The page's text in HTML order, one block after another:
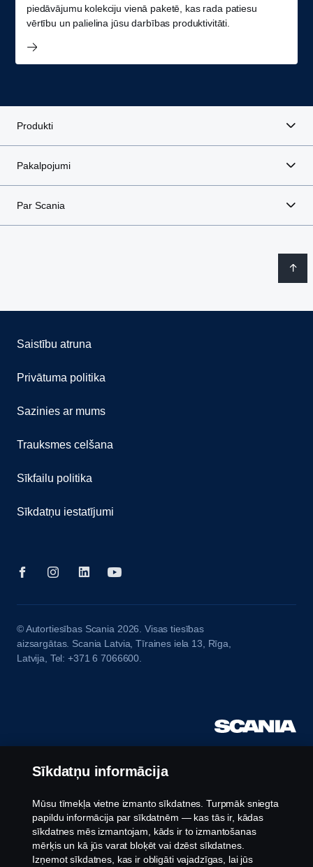
piedāvājumu kolekciju vienā paketē, kas rada patiesu
vērtību un palielina jūsu darbības produktivitāti.
Produkti
Pakalpojumi
Par Scania
Saistību atruna
Privātuma politika
Sazinies ar mums
Trauksmes celšana
Sīkfailu politika
Sīkdatņu iestatījumi
© Autortiesības Scania 2026. Visas tiesības
aizsargātas. Scania Latvia, Tīraines iela 13, Rīga,
Latvija, Tel: +371 6 7066600.
Sīkdatņu informācija
Mūsu tīmekļa vietne izmanto sīkdatnes. Turpmāk sniegta
papildu informācija par sīkdatnēm — kas tās ir, kādas
sīkdatnes mēs izmantojam, kāds ir to izmantošanas
mērķis un kā jūs varat bloķēt vai dzēst sīkdatnes.
Izņemot sīkdatnes, kas ir obligāti vajadzīgas, lai jūs